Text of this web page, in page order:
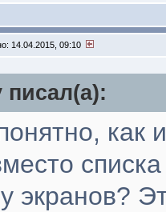
14.04.2015, 09:10
писал(a):
как
экранов?